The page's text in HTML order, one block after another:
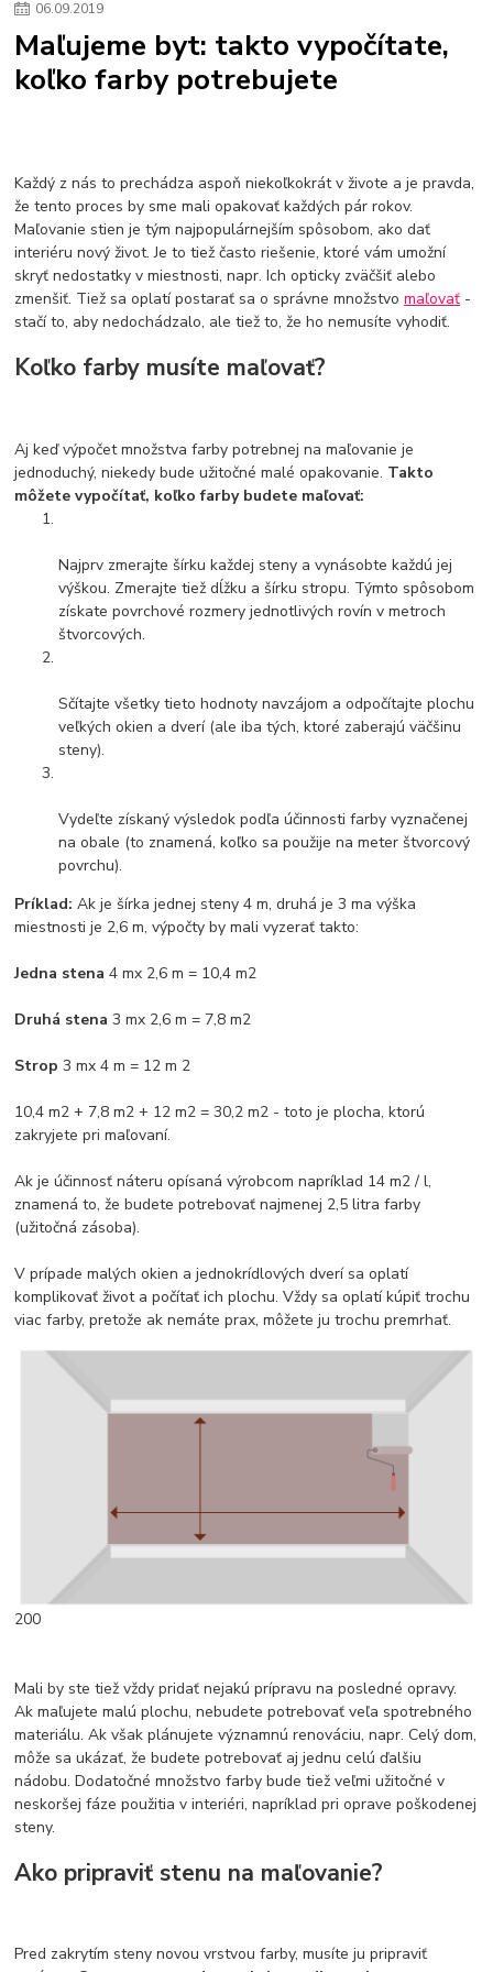
kuchynské drezy sety
kúpelňové batérie
vodovodné batérie do kúpelne kuchynske
drez
bidetové batérie
vaňové batérie
sprchové batérie
vodovodné batérie blanco
vodovodné batérie do steny
Zápustné umývadlá
sprchový záves
vodovodná batéria
čierna kúpelňová batéria
vaňa retro
voľne stojaca vaňa
retro kúpeľne
Nákup tovaru pre firmy bez DPH
Bez DPH
Ako znížiť náklady
Ako znížiť náklady na firmu
szco nakup bez dph
szco nakup bez dph nakupovanie na firmu bez dph
nákup bez dph v eu ň
06.09.2019
Maľujeme byt: takto vypočítate,
koľko farby potrebujete
Každý z nás to prechádza aspoň niekoľkokrát v živote a je pravda,
že tento proces by sme mali opakovať každých pár rokov.
Maľovanie stien je tým najpopulárnejším spôsobom, ako dať
interiéru nový život. Je to tiež často riešenie, ktoré vám umožní
skryť nedostatky v miestnosti, napr. Ich opticky zväčšiť alebo
zmenšiť. Tiež sa oplatí postarať sa o správne množstvomaľovať -
stačí to, aby nedochádzalo, ale tiež to, že ho nemusíte vyhodiť.
Koľko farby musíte maľovať?
Aj keď výpočet množstva farby potrebnej na maľovanie je
jednoduchý, niekedy bude užitočné malé opakovanie. Takto
môžete vypočítať, koľko farby budete maľovať:
Najprv zmerajte šírku každej steny a vynásobte každú jej
výškou. Zmerajte tiež dĺžku a šírku stropu. Týmto spôsobom
získate povrchové rozmery jednotlivých rovín v metroch
štvorcových.
Sčítajte všetky tieto hodnoty navzájom a odpočítajte plochu
veľkých okien a dverí (ale iba tých, ktoré zaberajú väčšinu
steny).
Vydeľte získaný výsledok podľa účinnosti farby vyznačenej
na obale (to znamená, koľko sa použije na meter štvorcový
povrchu).
Príklad:Ak je šírka jednej steny 4 m, druhá je 3 ma výška
miestnosti je 2,6 m, výpočty by mali vyzerať takto:
Jedna stena4 mx 2,6 m = 10,4 m2
Druhá stena3 mx 2,6 m = 7,8 m2
Strop3 mx 4 m = 12 m 2
10,4 m2 + 7,8 m2 + 12 m2 = 30,2 m2 - toto je plocha, ktorú
zakryjete pri maľovaní.
Ak je účinnosť náteru opísaná výrobcom napríklad 14 m2 / l,
znamená to, že budete potrebovať najmenej 2,5 litra farby
(užitočná zásoba).
V prípade malých okien a jednokrídlových dverí sa oplatí
komplikovať život a počítať ich plochu. Vždy sa oplatí kúpiť trochu
viac farby, pretože ak nemáte prax, môžete ju trochu premrhať.
200
Mali by ste tiež vždy pridať nejakú prípravu na posledné opravy.
Ak maľujete malú plochu, nebudete potrebovať veľa spotrebného
materiálu. Ak však plánujete významnú renováciu, napr. Celý dom,
môže sa ukázať, že budete potrebovať aj jednu celú ďalšiu
nádobu. Dodatočné množstvo farby bude tiež veľmi užitočné v
neskoršej fáze použitia v interiéri, napríklad pri oprave poškodenej
steny.
Ako pripraviť stenu na maľovanie?
Pred zakrytím steny novou vrstvou farby, musíte ju pripraviť